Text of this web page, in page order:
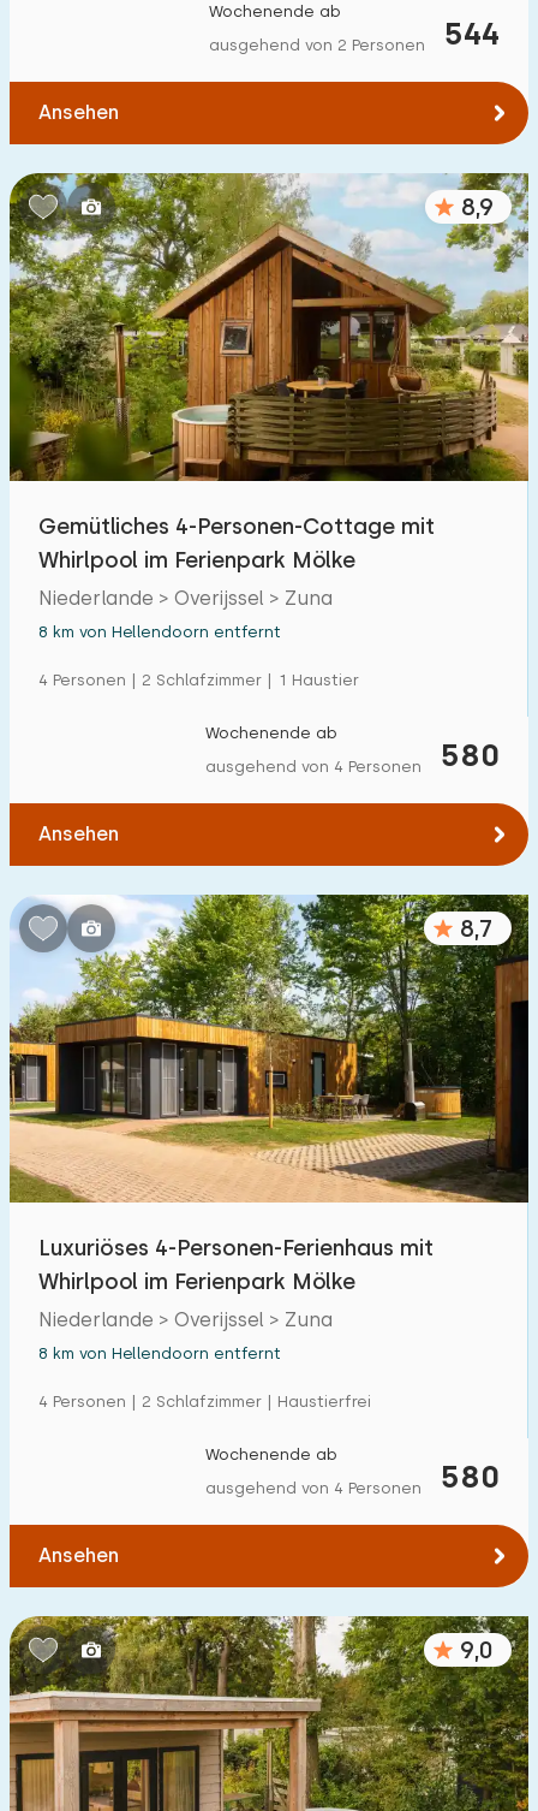
544
Wochenende ab
ausgehend von 2 Personen
Ansehen
8,9
Gemütliches 4-Personen-Cottage mit
Whirlpool im Ferienpark Mölke
Niederlande > Overijssel > Zuna
8 km von Hellendoorn entfernt
4 Personen | 2 Schlafzimmer | 1 Haustier
580
Wochenende ab
ausgehend von 4 Personen
Ansehen
8,7
Luxuriöses 4-Personen-Ferienhaus mit
Whirlpool im Ferienpark Mölke
Niederlande > Overijssel > Zuna
8 km von Hellendoorn entfernt
4 Personen | 2 Schlafzimmer | Haustierfrei
580
Wochenende ab
ausgehend von 4 Personen
Ansehen
9,0